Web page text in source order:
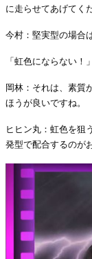
に走らせてあげてく
今村：堅実型の場合
「虹色にならない！
岡林：それは、素質
ほうが良いですね。
ヒヒン丸：虹色を狙
発型で配合するのが